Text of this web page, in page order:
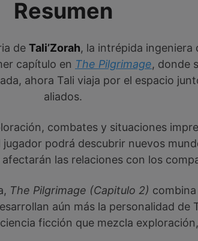
Resumen
de Tali’Zorah, la intrépida ingeniera
capítulo en The Pilgrimage, donde
ahora Tali viaja por el espacio
aliados.
combates y situaciones
podrá descubrir nuevos
las relaciones con los
The Pilgrimage (Capitulo 2)
aún más la personalidad de
ficción que mezcla